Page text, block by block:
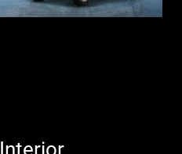
Interior